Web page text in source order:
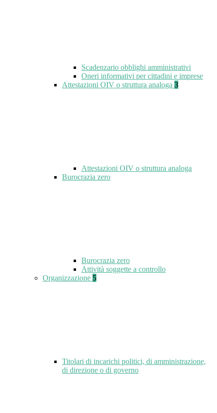
Scadenzario obblighi amministrativi
Oneri informativi per cittadini e imprese
Attestazioni OIV o struttura analoga 3
Attestazioni OIV o struttura analoga
Burocrazia zero
Burocrazia zero
Attività soggette a controllo
Organizzazione 5
Titolari di incarichi politici, di amministrazione,
di direzione o di governo